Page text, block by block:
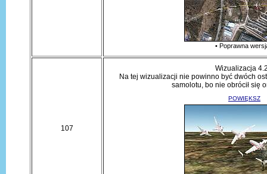
• Poprawna
107
Wizualizacja
Na tej wizualizacji nie powinno być dwóch
samolotu, bo nie obrócił się
POWIĘKSZ